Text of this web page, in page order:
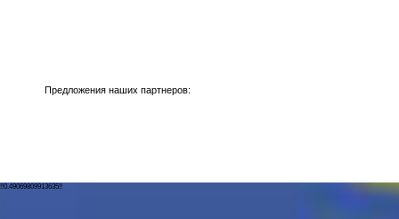
Предложения наших партнеров:
!!0.49069809913635!!